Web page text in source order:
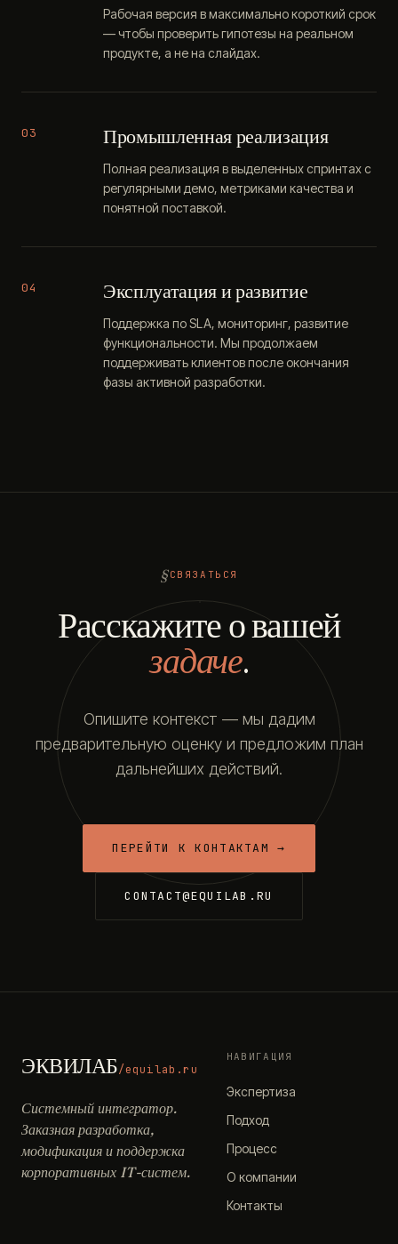
Рабочая версия в максимально короткий срок
— чтобы проверить гипотезы на реальном
продукте, а не на слайдах.
03 Промышленная реализация
Полная реализация в выделенных спринтах с
регулярными демо, метриками качества и
понятной поставкой.
04 Эксплуатация и развитие
Поддержка по SLA, мониторинг, развитие
функциональности. Мы продолжаем
поддерживать клиентов после окончания
фазы активной разработки.
СВЯЗАТЬСЯ
Расскажите о вашей
задаче.
Опишите контекст — мы дадим
предварительную оценку и предложим план
дальнейших действий.
ПЕРЕЙТИ К КОНТАКТАМ →
CONTACT@EQUILAB.RU
ЭКВИЛАБ/equilab.ru
Системный интегратор.
Заказная разработка,
модификация и поддержка
корпоративных IT-систем.
НАВИГАЦИЯ
Экспертиза
Подход
Процесс
О компании
Контакты